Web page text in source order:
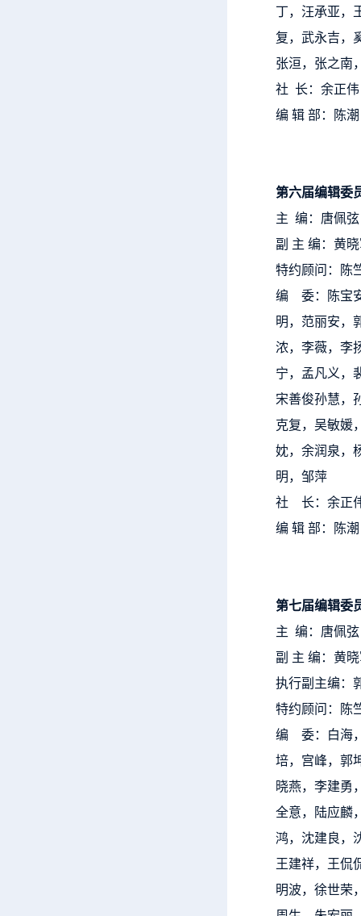
丁，汪承亚，
复，武永吉，
张洹，张之南
社 长：余正伟
编 辑 部：陈
第六届编辑委
主 编：唐佩弦
副 主 编：黄
特约顾问：陈
编 委：陈宝
明，范丽安，
浓，李薇，李
宁，孟凡义，
宋善俊孙慧，
克复，吴敏媛
妉，余润泉，
明，邹萍
社 长：余正
编 辑 部：陈
第七届编辑委
主 编：唐佩弦
副 主 编：黄
执行副主编：
特约顾问：陈
编 委：白海
培，宫峰，郭
晓燕，李建勇
全意，陆应麟
鸿，沈建良，
王建祥，王侃
明波，徐世荣